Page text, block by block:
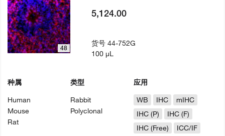
48
种属
Human
Mouse
Rat
类型
Rabbit
Polyclonal
应用
WB
IHC
mIHC
IHC (P)
IHC (F)
IHC (Free)
ICC/IF
5,124.00
货号44-752G
100 µL